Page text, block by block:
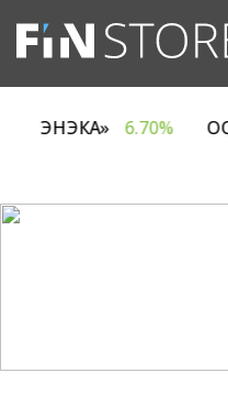
ОДО «ЭНЭКА» 6.70%